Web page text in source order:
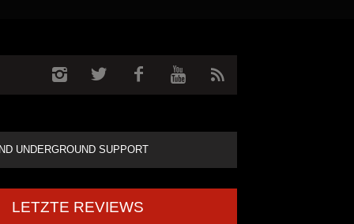
UNDERGROUND SUPPORT
LETZTE REVIEWS